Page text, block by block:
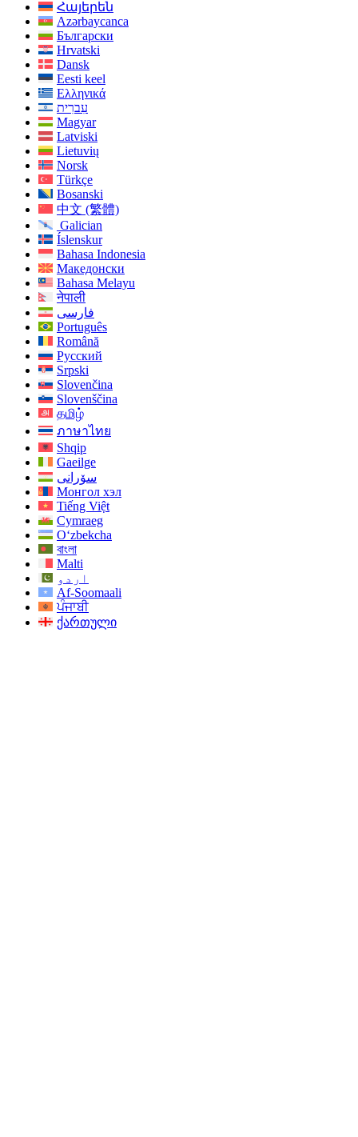
Հայերեն
Azərbaycanca
Български
Hrvatski
Dansk
Eesti keel
Ελληνικά
עִברִית
Magyar
Latviski
Lietuvių
Norsk
Türkçe
Bosanski
中文 (繁體)
Galician
Íslenskur
Bahasa Indonesia
Македонски
Bahasa Melayu
नेपाली
فارسی
Português
Română
Русский
Srpski
Slovenčina
Slovenščina
தமிழ்
ภาษาไทย
Shqip
Gaeilge
سۆرانی
Монгол хэл
Tiếng Việt
Cymraeg
O‘zbekcha
বাংলা
Malti
اردو
Af-Soomaali
ਪੰਜਾਬੀ
ქართული